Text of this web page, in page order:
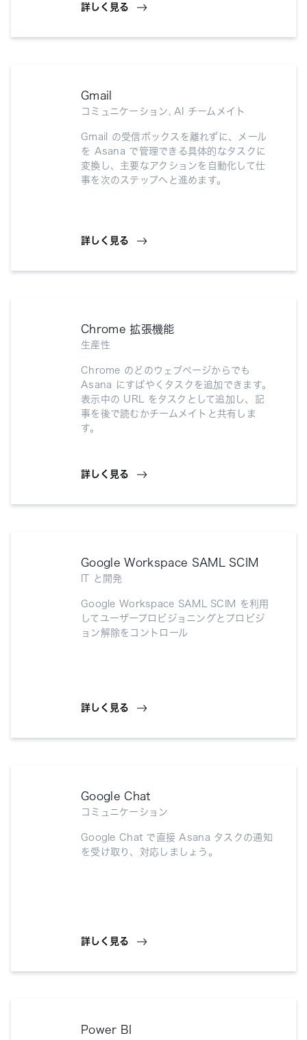
詳しく見る
Gmail
コミュニケーション, AI チームメイト
Gmail の受信ボックスを離れずに、メール
を Asana で管理できる具体的なタスクに
変換し、主要なアクションを自動化して仕
事を次のステップへと進めます。
詳しく見る
Chrome 拡張機能
生産性
Chrome のどのウェブページからでも
Asana にすばやくタスクを追加できます。
表示中の URL をタスクとして追加し、記
事を後で読むかチームメイトと共有しま
す。
詳しく見る
Google Workspace SAML SCIM
IT と開発
Google Workspace SAML SCIM を利用
してユーザープロビジョニングとプロビジ
ョン解除をコントロール
詳しく見る
Google Chat
コミュニケーション
Google Chat で直接 Asana タスクの通知
を受け取り、対応しましょう。
詳しく見る
Power BI